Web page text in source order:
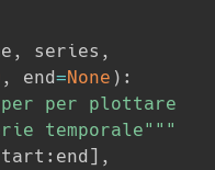
, series ,
, end=None ) :
per plottare
temporale"""
: end ] ,